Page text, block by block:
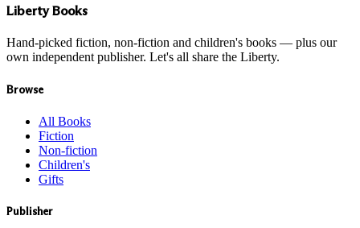
Liberty Books
Hand-picked fiction, non-fiction and children's books — plus our
own independent publisher. Let's all share the Liberty.
Browse
All Books
Fiction
Non-fiction
Children's
Gifts
Publisher